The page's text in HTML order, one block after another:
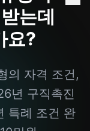
는데
요?
의 자격 조건,
년 구직촉진
특례 조건 완